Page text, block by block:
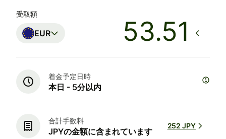
受取額
EUR
着金予定日時
本日 - 5分以内
合計手数料
JPYの金額に含まれています
252 JPY